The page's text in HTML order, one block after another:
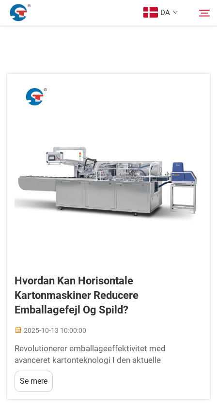
DA
Produkter
Nyheder
Kontakt os
Hvordan Kan Horisontale
Kartonmaskiner Reducere
Emballagefejl Og Spild?
2025-10-13 10:00:00
Revolutionerer emballageeffektivitet med
avanceret kartonteknologi I den aktuelle
konkurrencedygtige produktionssektor har
behovet for præcise, effektive og spildreducerende
emballageløsninger aldrig været større.
Se mere